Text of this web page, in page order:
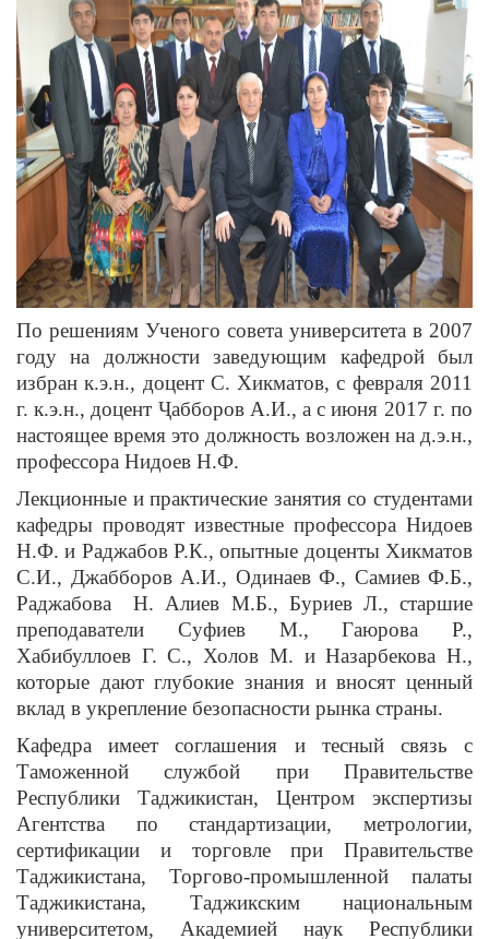
По решениям Ученого совета университета в 2007
году на должности заведующим кафедрой был
избран к.э.н., доцент С. Хикматов, с февраля 2011
г. к.э.н., доцент Ҷабборов А.И., а с июня 2017 г. по
настоящее время это должность возложен на д.э.н.,
профессора Нидоев Н.Ф.
Лекционные и практические занятия со студентами
кафедры проводят известные профессора Нидоев
Н.Ф. и Раджабов Р.К., опытные доценты Хикматов
С.И., Джабборов А.И., Одинаев Ф., Самиев Ф.Б.,
Раджабова Н. Алиев М.Б., Буриев Л., старшие
преподаватели Суфиев М., Гаюрова Р.,
Хабибуллоев Г. С., Холов М. и Назарбекова Н.,
которые дают глубокие знания и вносят ценный
вклад в укрепление безопасности рынка страны.
Кафедра имеет соглашения и тесный связь с
Таможенной службой при Правительстве
Республики Таджикистан, Центром экспертизы
Агентства по стандартизации, метрологии,
сертификации и торговле при Правительстве
Таджикистана, Торгово-промышленной палаты
Таджикистана, Таджикским национальным
университетом, Академией наук Республики